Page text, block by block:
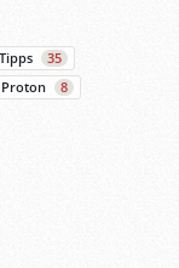
35
Proton
8